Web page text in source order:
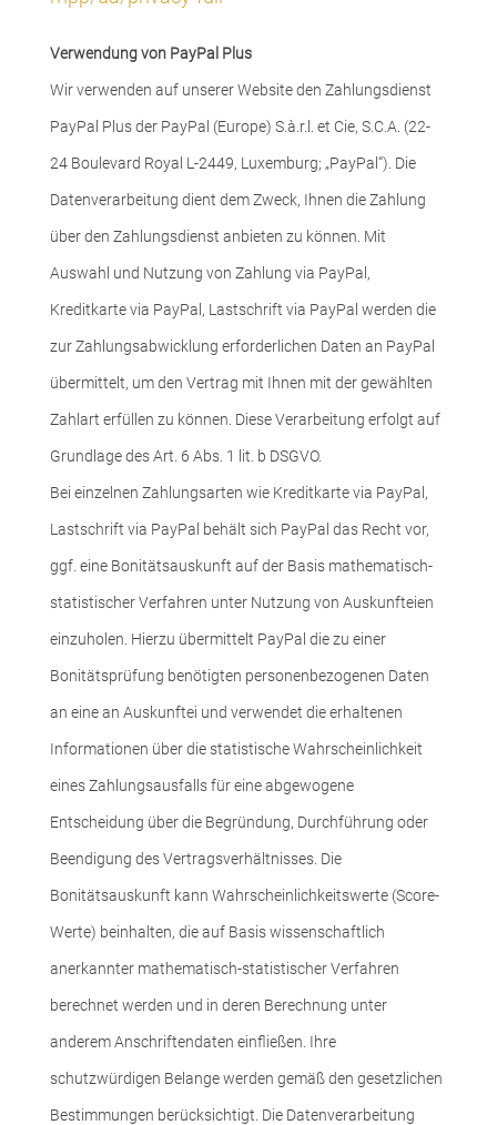
Verwendung von PayPal Plus
Wir verwenden auf unserer Website den Zahlungsdienst
PayPal Plus der PayPal (Europe) S.à.r.l. et Cie, S.C.A. (22-
24 Boulevard Royal L-2449, Luxemburg; „PayPal“). Die
Datenverarbeitung dient dem Zweck, Ihnen die Zahlung
über den Zahlungsdienst anbieten zu können. Mit
Auswahl und Nutzung von Zahlung via PayPal,
Kreditkarte via PayPal, Lastschrift via PayPal werden die
zur Zahlungsabwicklung erforderlichen Daten an PayPal
übermittelt, um den Vertrag mit Ihnen mit der gewählten
Zahlart erfüllen zu können. Diese Verarbeitung erfolgt auf
Grundlage des Art. 6 Abs. 1 lit. b DSGVO.
Bei einzelnen Zahlungsarten wie Kreditkarte via PayPal,
Lastschrift via PayPal behält sich PayPal das Recht vor,
ggf. eine Bonitätsauskunft auf der Basis mathematisch-
statistischer Verfahren unter Nutzung von Auskunfteien
einzuholen. Hierzu übermittelt PayPal die zu einer
Bonitätsprüfung benötigten personenbezogenen Daten
an eine an Auskunftei und verwendet die erhaltenen
Informationen über die statistische Wahrscheinlichkeit
eines Zahlungsausfalls für eine abgewogene
Entscheidung über die Begründung, Durchführung oder
Beendigung des Vertragsverhältnisses. Die
Bonitätsauskunft kann Wahrscheinlichkeitswerte (Score-
Werte) beinhalten, die auf Basis wissenschaftlich
anerkannter mathematisch-statistischer Verfahren
berechnet werden und in deren Berechnung unter
anderem Anschriftendaten einfließen. Ihre
schutzwürdigen Belange werden gemäß den gesetzlichen
Bestimmungen berücksichtigt. Die Datenverarbeitung